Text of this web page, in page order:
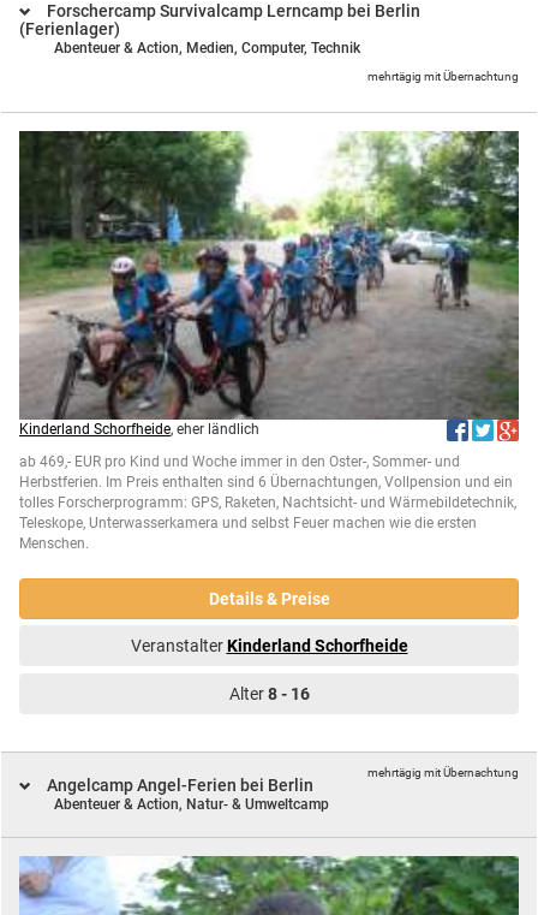
Forschercamp Survivalcamp Lerncamp bei Berlin
(Ferienlager)
Abenteuer & Action, Medien, Computer, Technik
mehrtägig mit Übernachtung
Kinderland Schorfheide, eher ländlich
ab 469,- EUR pro Kind und Woche immer in den Oster-, Sommer- und
Herbstferien. Im Preis enthalten sind 6 Übernachtungen, Vollpension und ein
tolles Forscherprogramm: GPS, Raketen, Nachtsicht- und Wärmebildetechnik,
Teleskope, Unterwasserkamera und selbst Feuer machen wie die ersten
Menschen.
Details & Preise
VeranstalterKinderland Schorfheide
Alter8 - 16
Angelcamp Angel-Ferien bei Berlin
Abenteuer & Action, Natur- & Umweltcamp
mehrtägig mit Übernachtung